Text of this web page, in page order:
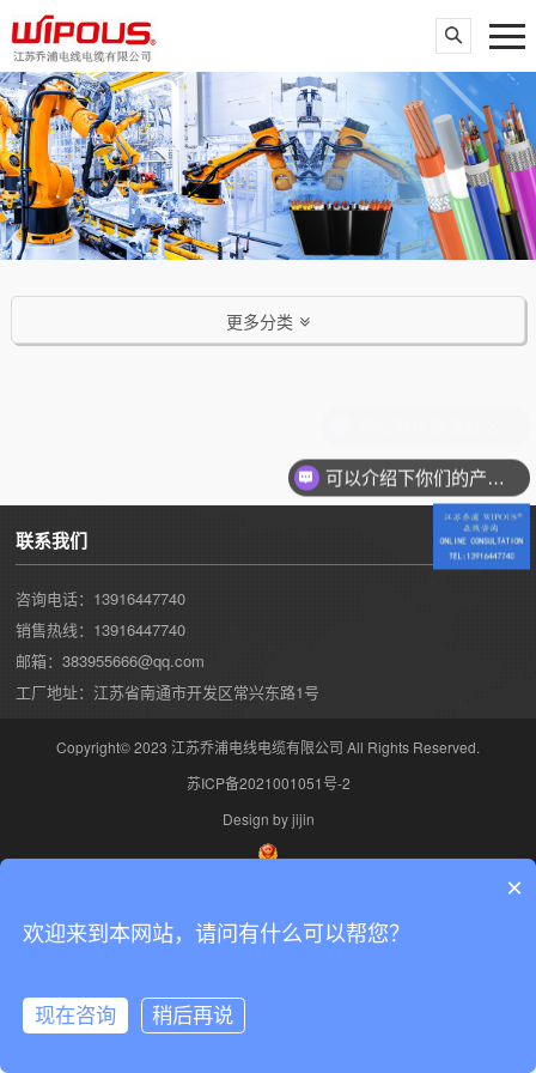
更多分类
联系我们
咨询电话：13916447740
销售热线：13916447740
邮箱：383955666@qq.com
工厂地址：江苏省南通市开发区常兴东路1号
Copyright© 2023 江苏乔浦电线电缆有限公司 All Rights Reserved.
苏ICP备2021001051号-2
Design by jijin
可以介绍下你们的产品么？
×
欢迎来到本网站，请问有什么可以帮您？
现在咨询 稍后再说